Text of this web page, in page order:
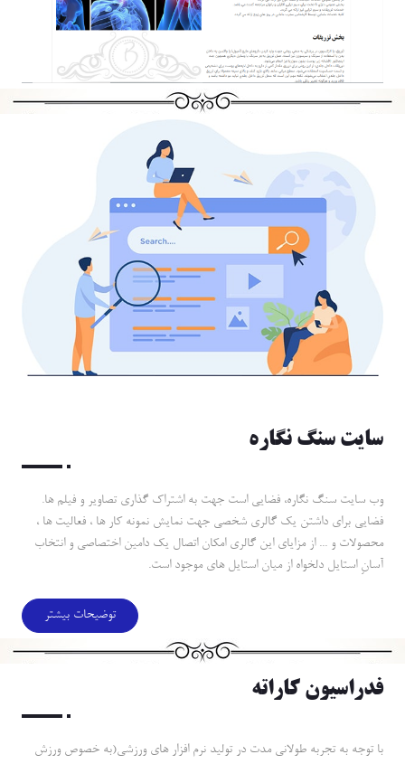
سايت سنگ نگاره
وب سايت سنگ نگاره، فضايي است جهت به اشتراك گذاري تصاوير و فيلم ها.
فضايي براي داشتن يك گالري شخصي جهت نمايش نمونه كار ها ، فعاليت ها ،
محصولات و ... از مزاياي اين گالري امكان اتصال يك دامين اختصاصي و انتخاب
آسانِ استايل دلخواه از ميان استايل هاي موجود است.
توضیحات بیشتر
فدراسيون كاراته
با توجه به تجربه طولاني مدت در توليد نرم افزار هاي ورزشي(به خصوص ورزش